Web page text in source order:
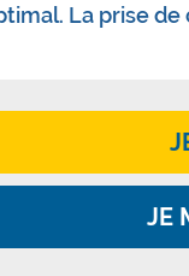
La prise
JE